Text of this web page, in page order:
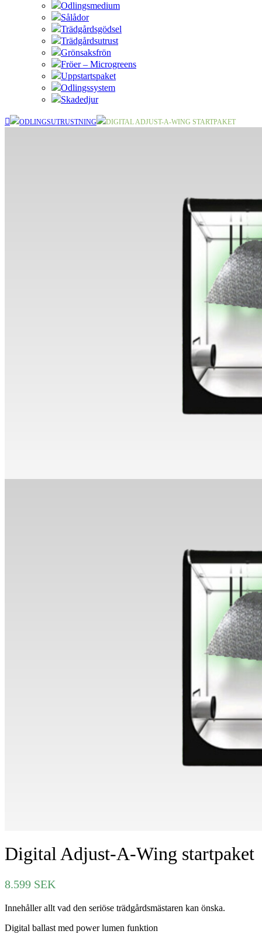
Odlingsmedium
Sålådor
Trädgårdsgödsel
Trädgårdsutrust
Grönsaksfrön
Fröer – Microgreens
Uppstartspaket
Odlingssystem
Skadedjur
ODLINGSUTRUSTNING DIGITAL ADJUST-A-WING STARTPAKET
Digital Adjust-A-Wing startpaket
8.599 SEK
Innehåller allt vad den seriöse trädgårdsmästaren kan önska.
Digital ballast med power lumen funktion